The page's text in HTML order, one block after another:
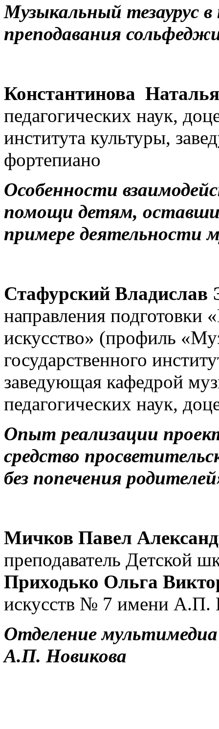
Музыкальный тезаурус
преподавания
Константинова
педагогических наук,
института культуры,
фортепиано
Особенности
помощи детям,
примере
Стафурский Владислав
направления подготовки
искусство» (профиль
государственного
заведующая кафедрой
педагогических наук,
Опыт реализации
средство
без попечения
Мичков Павел
преподаватель Детской
Приходько Ольга
искусств № 7 имени А.П.
Отделение
А.П. Новикова